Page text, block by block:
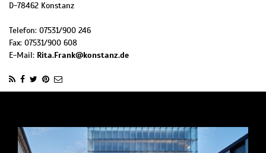
D-78462 Konstanz
Telefon: 07531/900 246
Fax: 07531/900 608
E-Mail: Rita.Frank@konstanz.de